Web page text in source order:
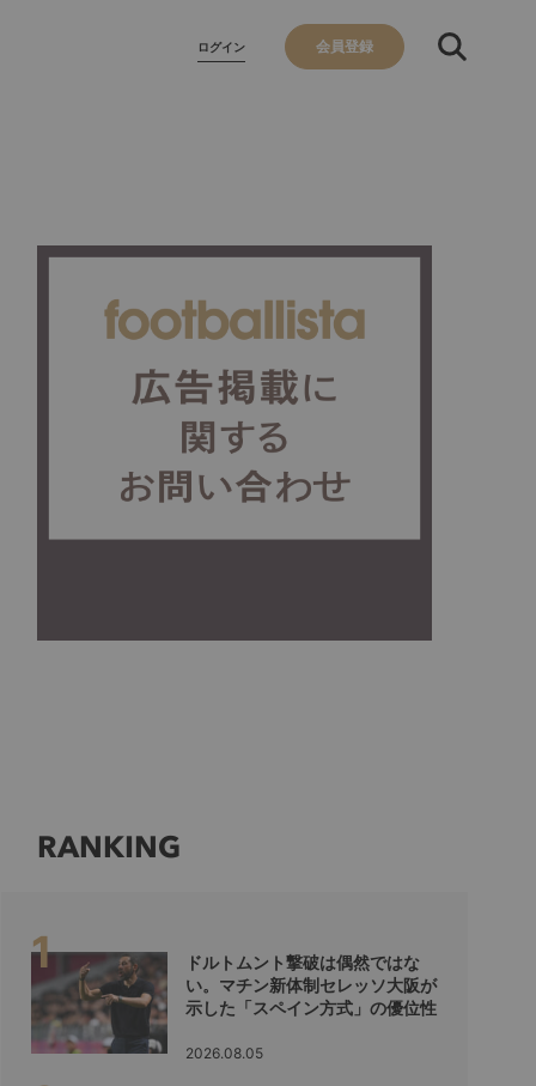
ログイン 会員登録
RANKING
ドルトムント撃破は偶然ではな
い。マチン新体制セレッソ大阪が
示した「スペイン方式」の優位性
2026.08.05